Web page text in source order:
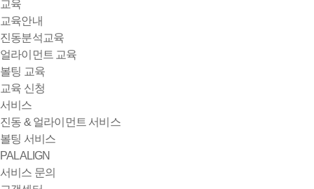
교육
교육안내
진동분석교육
얼라이먼트 교육
볼팅 교육
교육 신청
서비스
진동 & 얼라이먼트 서비스
볼팅 서비스
PALALIGN
서비스 문의